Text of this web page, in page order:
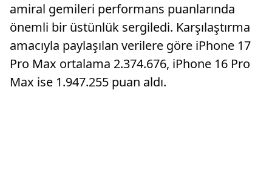
amiral gemileri performans puanlarında
önemli bir üstünlük sergiledi. Karşılaştırma
amacıyla paylaşılan verilere göre iPhone 17
Pro Max ortalama 2.374.676, iPhone 16 Pro
Max ise 1.947.255 puan aldı.